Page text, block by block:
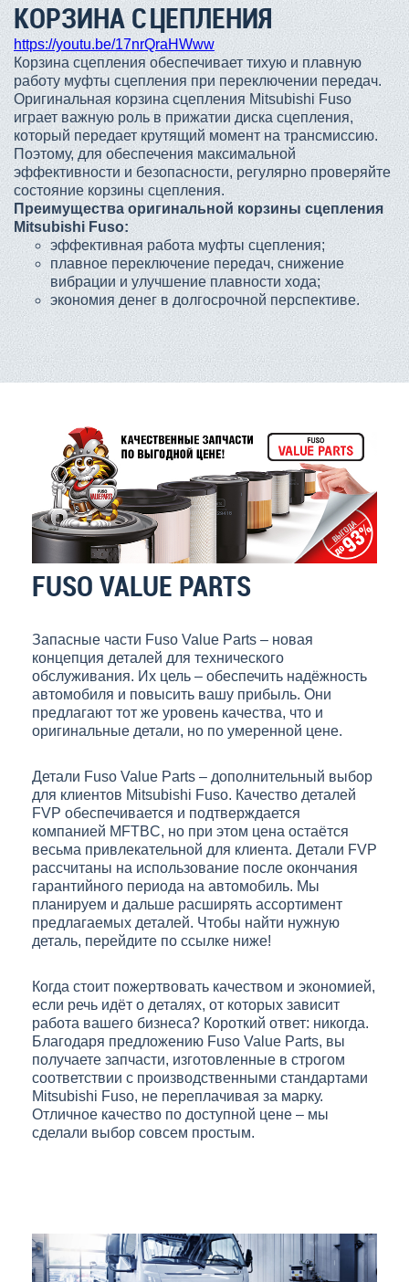
КОРЗИНА СЦЕПЛЕНИЯ
https://youtu.be/17nrQraHWww
Корзина сцепления обеспечивает тихую и плавную
работу муфты сцепления при переключении передач.
Оригинальная корзина сцепления Mitsubishi Fuso
играет важную роль в прижатии диска сцепления,
который передает крутящий момент на трансмиссию.
Поэтому, для обеспечения максимальной
эффективности и безопасности, регулярно проверяйте
состояние корзины сцепления.
Преимущества оригинальной корзины сцепления
Mitsubishi Fuso:
эффективная работа муфты сцепления;
плавное переключение передач, снижение
вибрации и улучшение плавности хода;
экономия денег в долгосрочной перспективе.
FUSO VALUE PARTS
Запасные части Fuso Value Parts – новая
концепция деталей для технического
обслуживания. Их цель – обеспечить надёжность
автомобиля и повысить вашу прибыль. Они
предлагают тот же уровень качества, что и
оригинальные детали, но по умеренной цене.
Детали Fuso Value Parts – дополнительный выбор
для клиентов Mitsubishi Fuso. Качество деталей
FVP обеспечивается и подтверждается
компанией MFTBC, но при этом цена остаётся
весьма привлекательной для клиента. Детали FVP
рассчитаны на использование после окончания
гарантийного периода на автомобиль. Мы
планируем и дальше расширять ассортимент
предлагаемых деталей. Чтобы найти нужную
деталь, перейдите по ссылке ниже!
Когда стоит пожертвовать качеством и экономией,
если речь идёт о деталях, от которых зависит
работа вашего бизнеса? Короткий ответ: никогда.
Благодаря предложению Fuso Value Parts, вы
получаете запчасти, изготовленные в строгом
соответствии с производственными стандартами
Mitsubishi Fuso, не переплачивая за марку.
Отличное качество по доступной цене – мы
сделали выбор совсем простым.